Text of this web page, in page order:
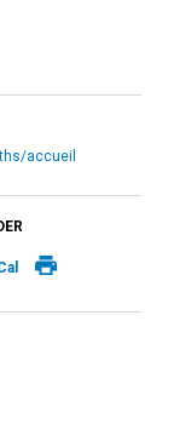
accueil